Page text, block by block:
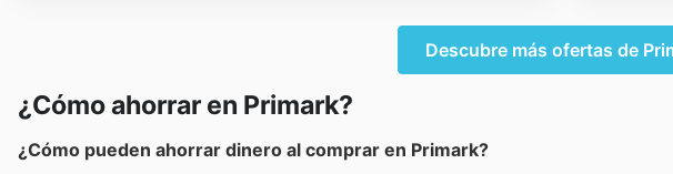
Descubre más ofertas de
¿Cómo ahorrar en Primark?
¿Cómo pueden ahorrar dinero al comprar en Primark?